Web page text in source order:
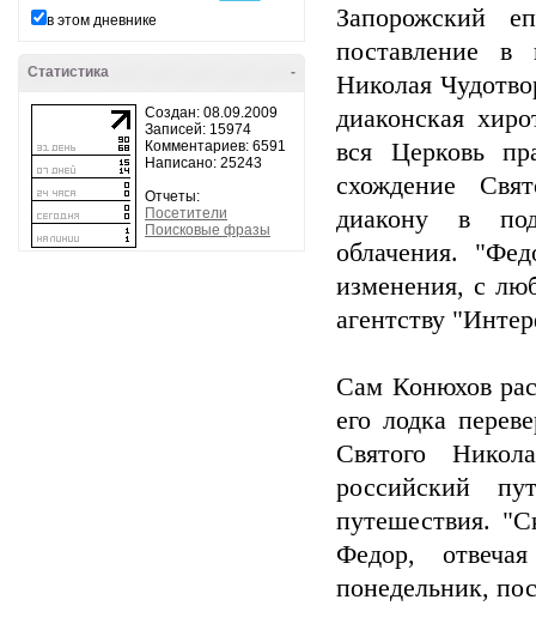
в этом дневнике
-
Статистика
Создан: 08.09.2009
Записей: 15974
Комментариев: 6591
Написано: 25243
Отчеты:
Посетители
Поисковые фразы
Запорожский
поставление в
Николая
диаконская
вся Церковь
схождение
диакону в
облачения.
изменения, с
агентству
Сам Конюхов
его лодка
Святого
российский
путешествия.
Федор,
понедельник,